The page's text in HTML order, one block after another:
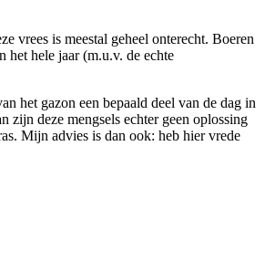
vrees is meestal geheel onterecht. Boeren
het hele jaar (m.u.v. de echte
het gazon een bepaald deel van de dag in
zijn deze mengsels echter geen oplossing
Mijn advies is dan ook: heb hier vrede